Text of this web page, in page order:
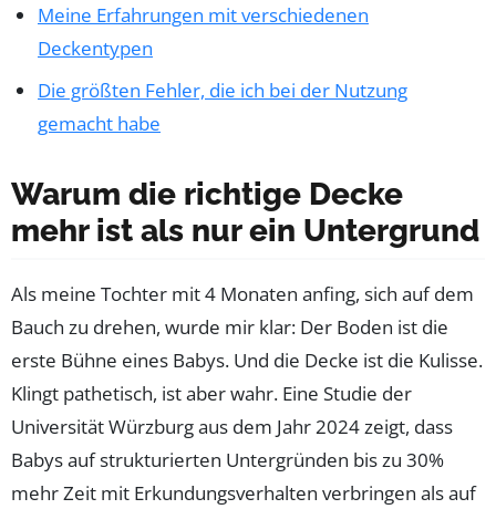
Meine Erfahrungen mit verschiedenen
Deckentypen
Die größten Fehler, die ich bei der Nutzung
gemacht habe
Warum die richtige Decke
mehr ist als nur ein Untergrund
Als meine Tochter mit 4 Monaten anfing, sich auf dem
Bauch zu drehen, wurde mir klar: Der Boden ist die
erste Bühne eines Babys. Und die Decke ist die Kulisse.
Klingt pathetisch, ist aber wahr. Eine Studie der
Universität Würzburg aus dem Jahr 2024 zeigt, dass
Babys auf strukturierten Untergründen bis zu 30%
mehr Zeit mit Erkundungsverhalten verbringen als auf